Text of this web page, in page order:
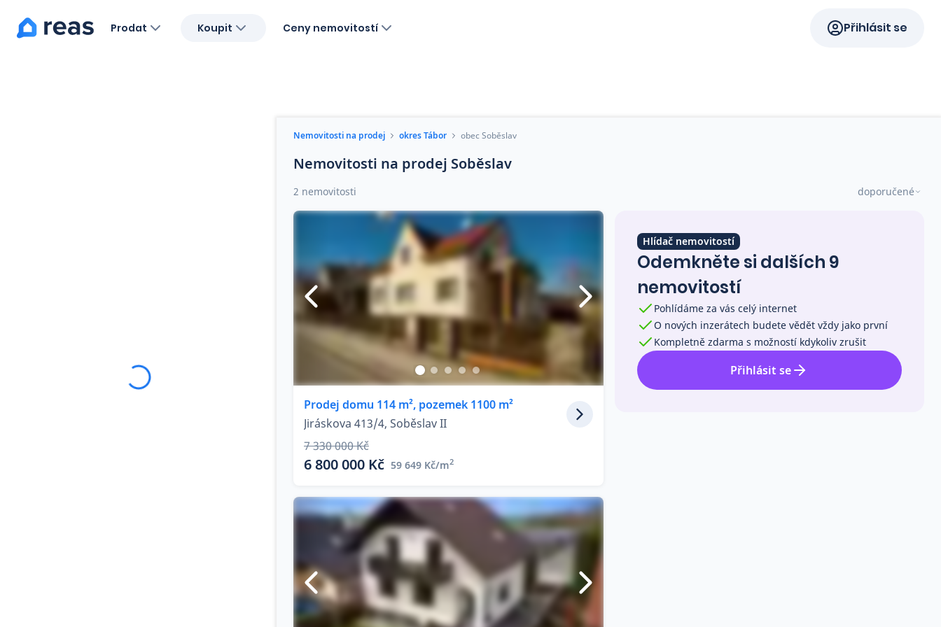
Prodat Koupit Ceny nemovitostí Přihlásit se
Nemovitosti na prodej okres Tábor obec Soběslav
Nemovitosti na prodej Soběslav
2 nemovitosti doporučené
Prodej domu 114 m², pozemek 1100 m²
Jiráskova 413/4, Soběslav II
7 330 000 Kč
6 800 000 Kč 59 649 Kč/m2
Hlídač nemovitostí
Odemkněte si dalších 9
nemovitostí
Pohlídáme za vás celý internet
O nových inzerátech budete vědět vždy jako první
Kompletně zdarma s možností kdykoliv zrušit
Přihlásit se